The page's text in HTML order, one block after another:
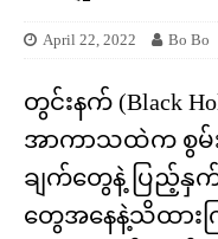
April 22, 2022 Bo Bo
တွင်းနက် (Black
အာကာသထဲက စွမ်း
ချက်တွေနဲ့ ပြည့်
တွေအနေနဲ့သိထား